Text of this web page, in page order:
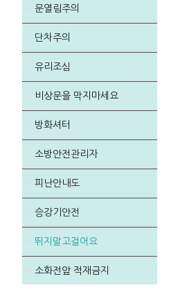
문열림주의
단차주의
유리조심
비상문을 막지마세요
방화셔터
소방안전관리자
피난안내도
승강기안전
뛰지말고걸어요
소화전앞 적재금지